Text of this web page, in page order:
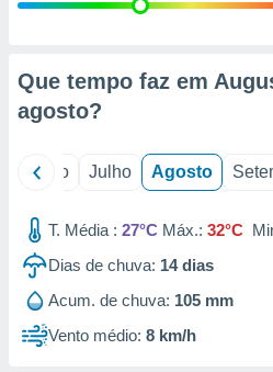
através
estudos
1199
Que tempo faz em
agosto?
Junho Julho Agosto
T. Média : 27°C Máx.: 32°C
Dias de chuva: 14dias
Acum. de chuva: 105 mm
Vento médio: 8 km/h